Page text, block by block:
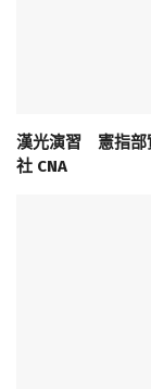
漢光演習 憲指部
社 CNA